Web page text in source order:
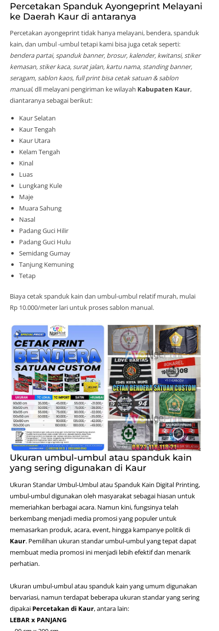
Percetakan Spanduk Ayongeprint Melayani
ke Daerah Kaur di antaranya
Percetakan ayongeprint tidak hanya melayani, bendera, spanduk
kain, dan umbul -umbul tetapi kami bisa juga cetak seperti:
bendera partai, spanduk banner, brosur, kalender, kwitansi, stiker
kemasan, stiker kaca, surat jalan, kartu nama, standing banner,
seragam, sablon kaos, full print bisa cetak satuan & sablon
manual, dll melayani pengiriman ke wilayah Kabupaten Kaur,
diantaranya sebagai berikut:
Kaur Selatan
Kaur Tengah
Kaur Utara
Kelam Tengah
Kinal
Luas
Lungkang Kule
Maje
Muara Sahung
Nasal
Padang Guci Hilir
Padang Guci Hulu
Semidang Gumay
Tanjung Kemuning
Tetap
Biaya cetak spanduk kain dan umbul-umbul relatif murah, mulai
Rp 10.000/meter lari untuk proses sablon manual.
Ukuran umbul-umbul atau spanduk kain
yang sering digunakan di Kaur
Ukuran Standar Umbul-Umbul atau Spanduk Kain Digital Printing,
umbul-umbul digunakan oleh masyarakat sebagai hiasan untuk
memeriahkan berbagai acara. Namun kini, fungsinya telah
berkembang menjadi media promosi yang populer untuk
memasarkan produk, acara, event, hingga kampanye politik di
Kaur. Pemilihan ukuran standar umbul-umbul yang tepat dapat
membuat media promosi ini menjadi lebih efektif dan menarik
perhatian.
Ukuran umbul-umbul atau spanduk kain yang umum digunakan
bervariasi, namun terdapat beberapa ukuran standar yang sering
dipakai Percetakan di Kaur, antara lain:
LEBAR x PANJANG